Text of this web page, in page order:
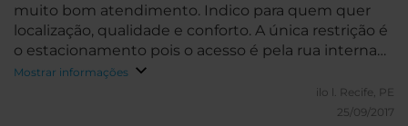
muito bom atendimento. Indico para quem quer
localização, qualidade e conforto. A única restrição é
o estacionamento pois o acesso é pela rua interna
da muralha muito estreita.
Mostrar informações
ilo l. Recife, PE
25/09/2017